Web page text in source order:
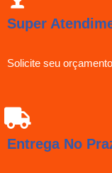
Super
Solicite seu
Entrega No